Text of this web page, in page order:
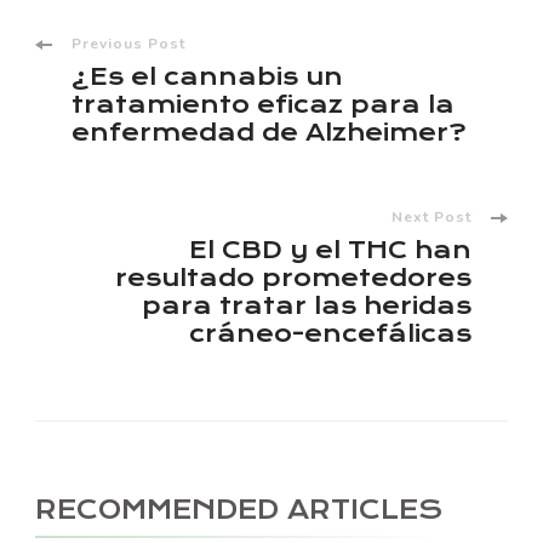
Post
Navigation
Previous Post
¿Es el cannabis un
tratamiento eficaz para la
enfermedad de Alzheimer?
Next Post
El CBD y el THC han
resultado prometedores
para tratar las heridas
cráneo-encefálicas
RECOMMENDED ARTICLES